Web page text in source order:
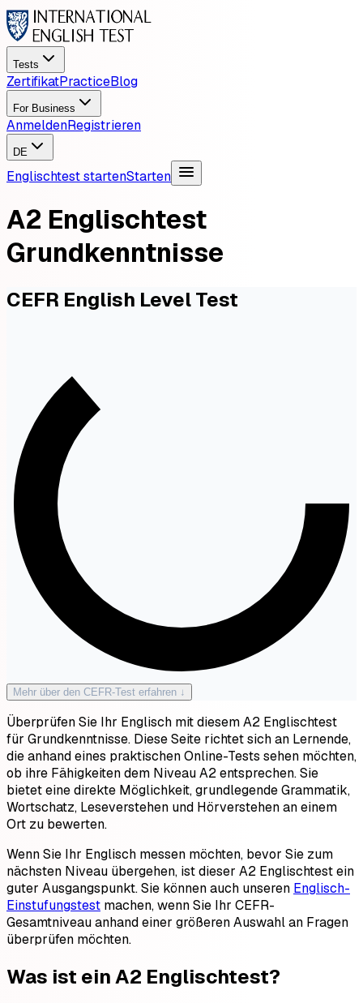
Tests
ZertifikatPracticeBlog
For Business
AnmeldenRegistrieren
DE
Englischtest startenStarten
A2 Englischtest
Grundkenntnisse
CEFR English Level Test
Mehr über den CEFR-Test erfahren ↓
Überprüfen Sie Ihr Englisch mit diesem A2 Englischtest
für Grundkenntnisse. Diese Seite richtet sich an Lernende,
die anhand eines praktischen Online-Tests sehen möchten,
ob ihre Fähigkeiten dem Niveau A2 entsprechen. Sie
bietet eine direkte Möglichkeit, grundlegende Grammatik,
Wortschatz, Leseverstehen und Hörverstehen an einem
Ort zu bewerten.
Wenn Sie Ihr Englisch messen möchten, bevor Sie zum
nächsten Niveau übergehen, ist dieser A2 Englischtest ein
guter Ausgangspunkt. Sie können auch unseren Englisch-
Einstufungstest machen, wenn Sie Ihr CEFR-
Gesamtniveau anhand einer größeren Auswahl an Fragen
überprüfen möchten.
Was ist ein A2 Englischtest?